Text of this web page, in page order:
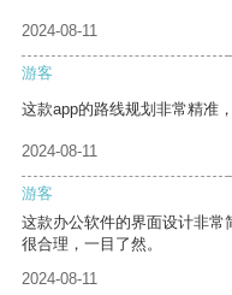
2024-08-11
游客
这款app的路线规划非常精准
2024-08-11
游客
这款办公软件的界面设计非
很合理，一目了然。
2024-08-11